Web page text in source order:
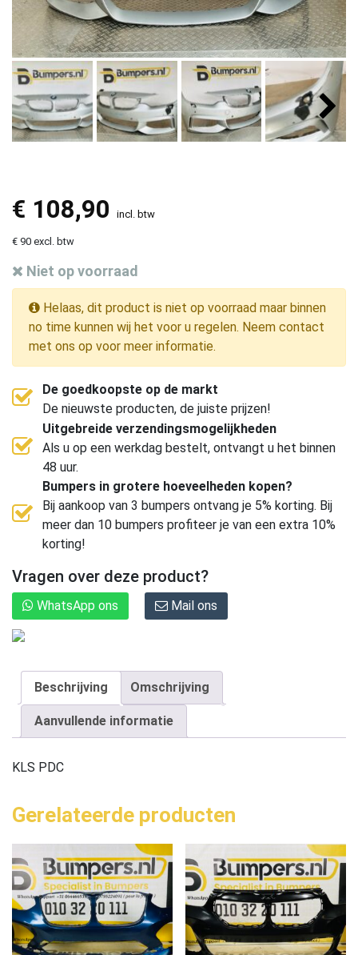
€ 108,90 incl. btw
€ 90 excl. btw
Niet op voorraad
Helaas, dit product is niet op voorraad maar binnen
no time kunnen wij het voor u regelen. Neem contact
met ons op voor meer informatie.
De goedkoopste op de markt
De nieuwste producten, de juiste prijzen!
Uitgebreide verzendingsmogelijkheden
Als u op een werkdag bestelt, ontvangt u het binnen
48 uur.
Bumpers in grotere hoeveelheden kopen?
Bij aankoop van 3 bumpers ontvang je 5% korting. Bij
meer dan 10 bumpers profiteer je van een extra 10%
korting!
Vragen over deze product?
WhatsApp ons Mail ons
Beschrijving Omschrijving
Aanvullende informatie
KLS PDC
Gerelateerde producten